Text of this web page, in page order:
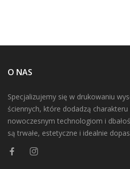
O NAS
Specjalizujemy się w drukowaniu
ściennych, które dodadzą
nowoczesnym technologiom i
są trwałe, estetyczne i idealnie